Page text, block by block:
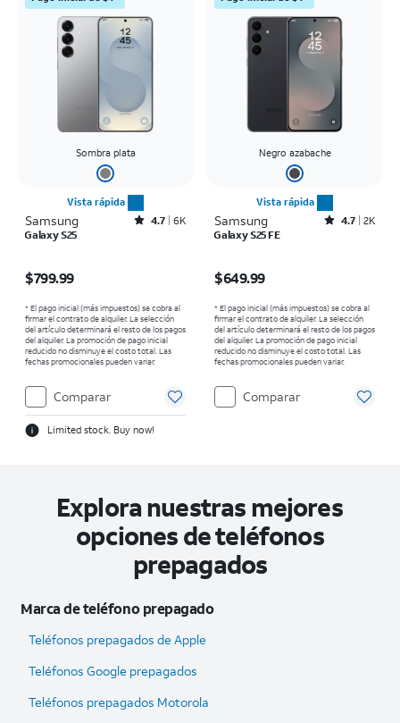
Sombra plata
Vista rápida
Samsung Rated4.7out of 5 stars with6464reviews
4.7 6K
Galaxy S25
$799.99
* El pago inicial (más impuestos) se cobra al
firmar el contrato de alquiler. La selección
del artículo determinará el resto de los pagos
del alquiler. La promoción de pago inicial
reducido no disminuye el costo total. Las
fechas promocionales pueden variar.
Comparar
Limited stock. Buy now!
Negro azabache
Vista rápida
Samsung Rated4.7out of 5 stars with2529reviews
4.7 2K
Galaxy S25 FE
$649.99
* El pago inicial (más impuestos) se cobra al
firmar el contrato de alquiler. La selección
del artículo determinará el resto de los pagos
del alquiler. La promoción de pago inicial
reducido no disminuye el costo total. Las
fechas promocionales pueden variar.
Comparar
Explora nuestras mejores
opciones de teléfonos
prepagados
Marca de teléfono prepagado
Teléfonos prepagados de Apple
Teléfonos Google prepagados
Teléfonos prepagados Motorola